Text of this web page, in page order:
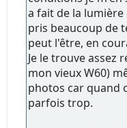
a fait de la lumière
pris beaucoup de
peut l'être, en
Je le trouve assez
mon vieux W60)
photos car quand
parfois trop.